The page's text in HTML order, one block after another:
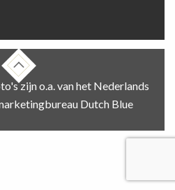
zijn o.a. van het Nederlands
Dutch Blue